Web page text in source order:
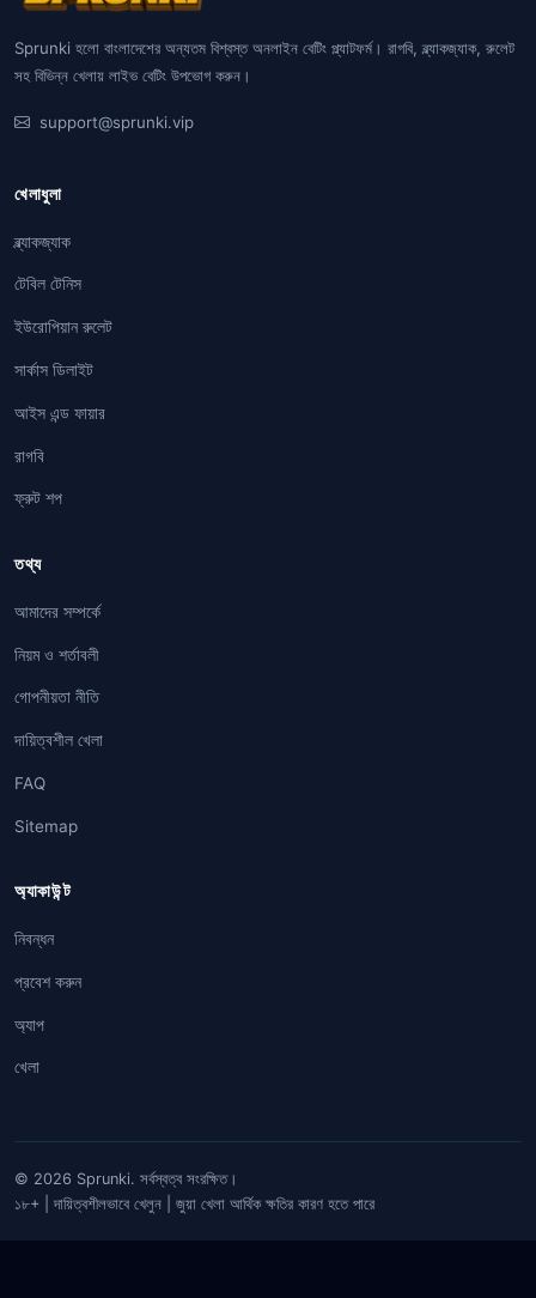
Sprunki হলো বাংলাদেশের অন্যতম বিশ্বস্ত অনলাইন বেটিং প্ল্যাটফর্ম। রাগবি, ব্ল্যাকজ্যাক, রুলেট
সহ বিভিন্ন খেলায় লাইভ বেটিং উপভোগ করুন।
support@sprunki.vip
খেলাধুলা
ব্ল্যাকজ্যাক
টেবিল টেনিস
ইউরোপিয়ান রুলেট
সার্কাস ডিলাইট
আইস এন্ড ফায়ার
রাগবি
ফ্রুট শপ
তথ্য
আমাদের সম্পর্কে
নিয়ম ও শর্তাবলী
গোপনীয়তা নীতি
দায়িত্বশীল খেলা
FAQ
Sitemap
অ্যাকাউন্ট
নিবন্ধন
প্রবেশ করুন
অ্যাপ
খেলা
© 2026 Sprunki. সর্বস্বত্ব সংরক্ষিত।
১৮+ | দায়িত্বশীলভাবে খেলুন | জুয়া খেলা আর্থিক ক্ষতির কারণ হতে পারে